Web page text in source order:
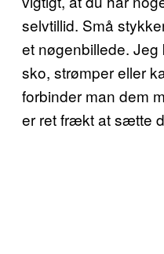
selvtillid. Små
et nøgenbillede.
sko, strømper eller
forbinder man dem
er ret frækt at sætte